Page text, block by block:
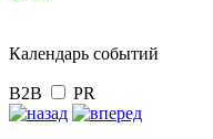
Календарь событий
B2B PR